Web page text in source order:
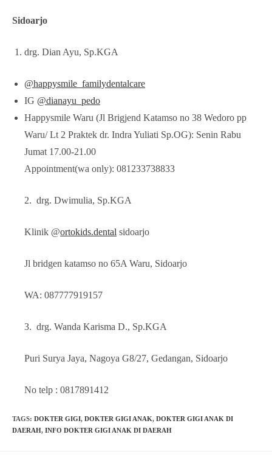
Sidoarjo
drg. Dian Ayu, Sp.KGA
@happysmile_familydentalcare
IG @dianayu_pedo
Happysmile Waru (Jl Brigjend Katamso no 38 Wedoro pp
Waru/ Lt 2 Praktek dr. Indra Yuliati Sp.OG): Senin Rabu
Jumat 17.00-21.00
Appointment(wa only): 081233738833
2. drg. Dwimulia, Sp.KGA
Klinik @ortokids.dental sidoarjo
Jl bridgen katamso no 65A Waru, Sidoarjo
WA: 087777919157
3. drg. Wanda Karisma D., Sp.KGA
Puri Surya Jaya, Nagoya G8/27, Gedangan, Sidoarjo
No telp : 0817891412
TAGS: DOKTER GIGI, DOKTER GIGI ANAK, DOKTER GIGI ANAK DI
DAERAH, INFO DOKTER GIGI ANAK DI DAERAH